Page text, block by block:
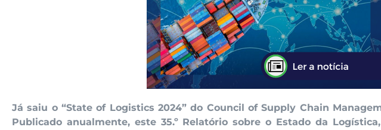
Já saiu o “State of Logistics 2024” do Council of Supply Chain
Publicado anualmente, este 35.º Relatório sobre o Estado da